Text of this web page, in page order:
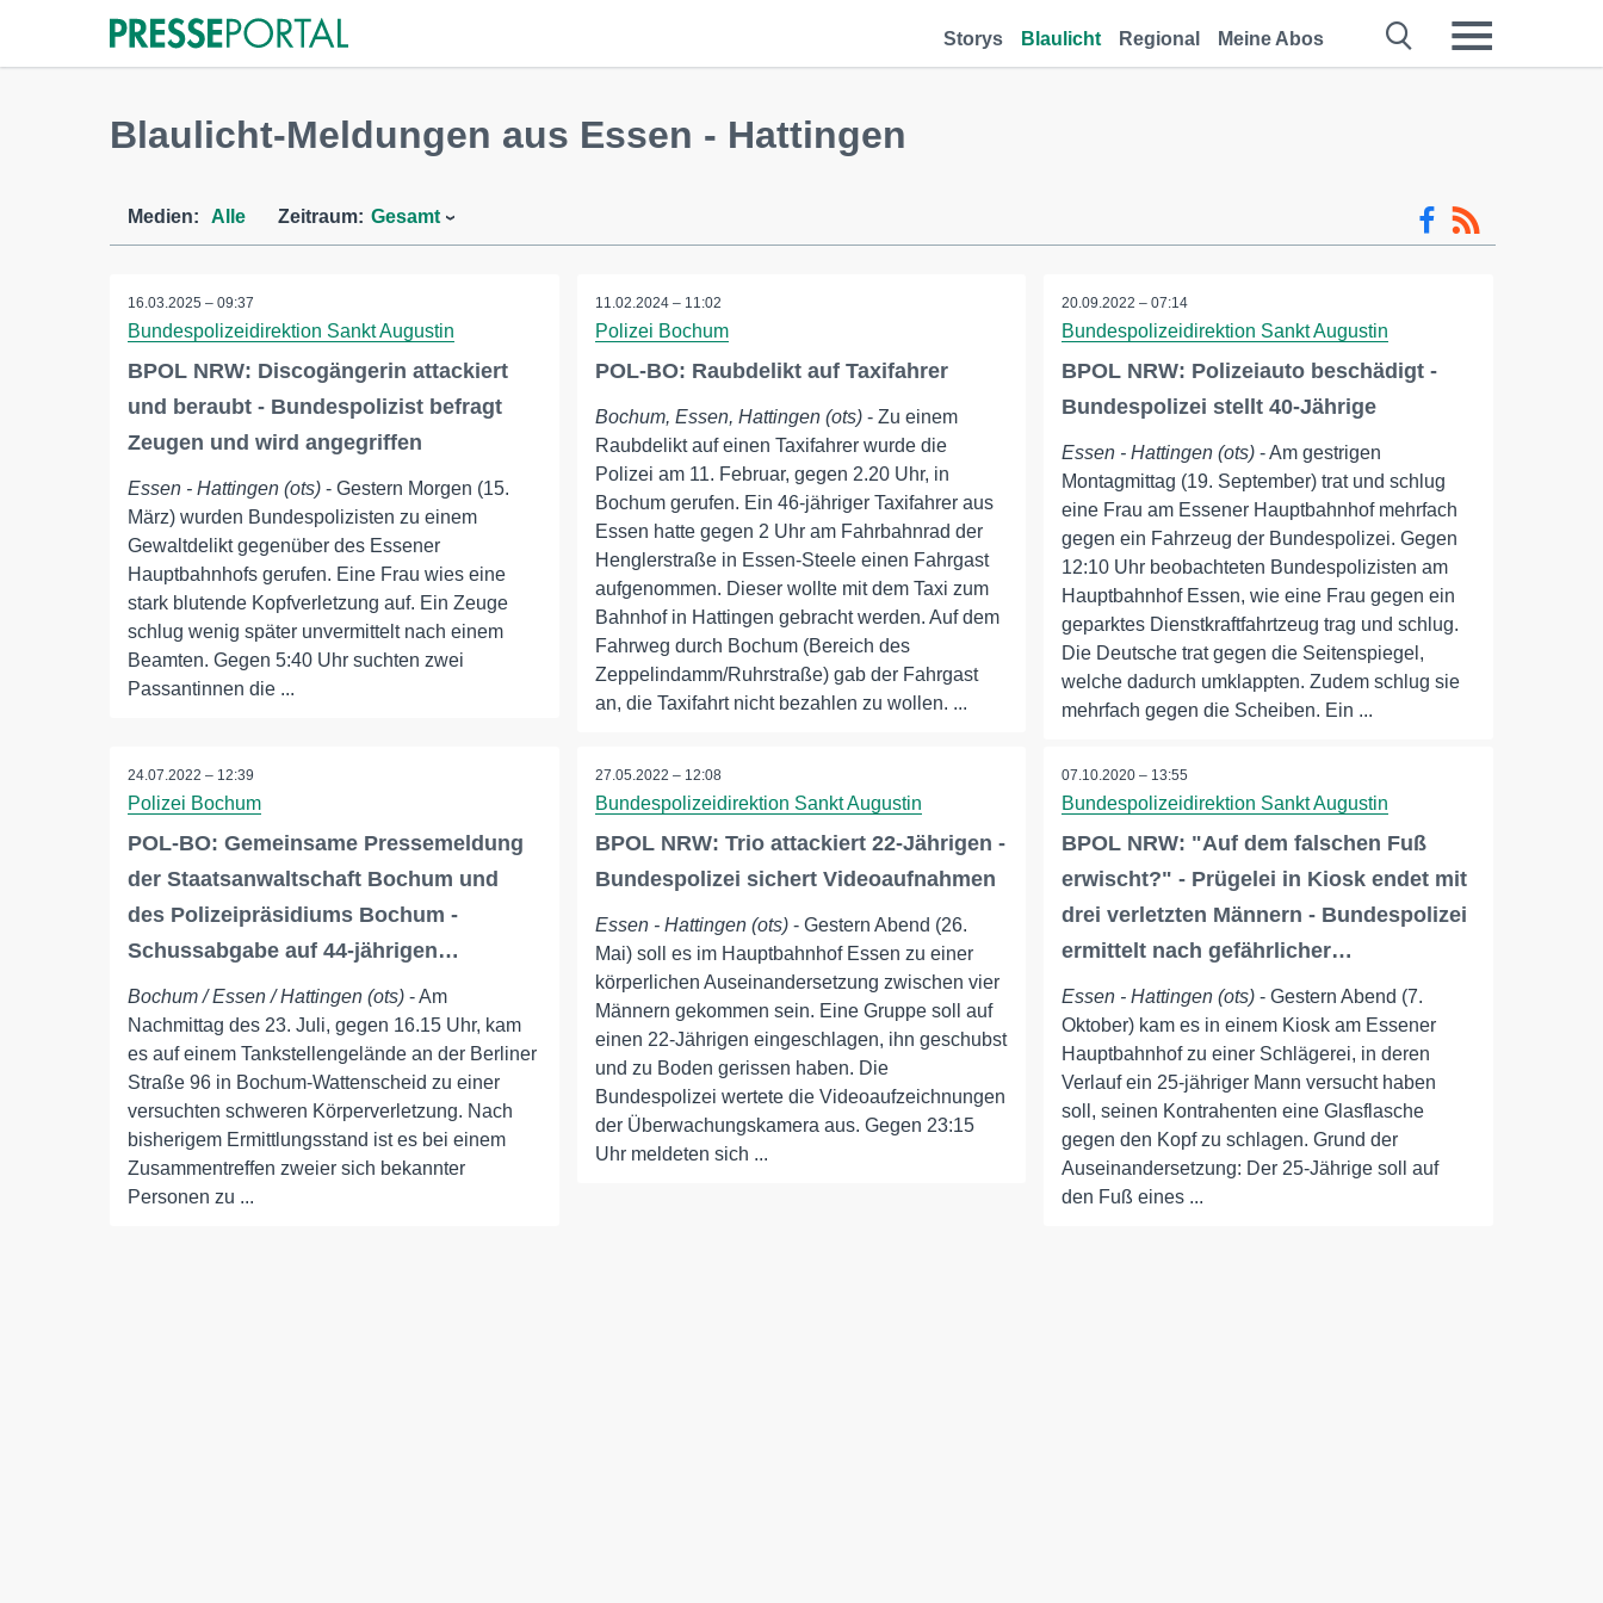
Storys Blaulicht Regional Meine Abos
Blaulicht-Meldungen aus Essen - Hattingen
Medien: Alle Zeitraum: Gesamt
16.03.2025 – 09:37
Bundespolizeidirektion Sankt Augustin
BPOL NRW: Discogängerin attackiert
und beraubt - Bundespolizist befragt
Zeugen und wird angegriffen
Essen - Hattingen (ots) - Gestern Morgen (15.
März) wurden Bundespolizisten zu einem
Gewaltdelikt gegenüber des Essener
Hauptbahnhofs gerufen. Eine Frau wies eine
stark blutende Kopfverletzung auf. Ein Zeuge
schlug wenig später unvermittelt nach einem
Beamten. Gegen 5:40 Uhr suchten zwei
Passantinnen die ...
11.02.2024 – 11:02
Polizei Bochum
POL-BO: Raubdelikt auf Taxifahrer
Bochum, Essen, Hattingen (ots)- Zu einem
Raubdelikt auf einen Taxifahrer wurde die
Polizei am 11. Februar, gegen 2.20 Uhr, in
Bochum gerufen. Ein 46-jähriger Taxifahrer aus
Essen hatte gegen 2 Uhr am Fahrbahnrad der
Henglerstraße in Essen-Steele einen Fahrgast
aufgenommen. Dieser wollte mit dem Taxi zum
Bahnhof in Hattingen gebracht werden. Auf dem
Fahrweg durch Bochum (Bereich des
Zeppelindamm/Ruhrstraße) gab der Fahrgast
an, die Taxifahrt nicht bezahlen zu wollen. ...
20.09.2022 – 07:14
Bundespolizeidirektion Sankt Augustin
BPOL NRW: Polizeiauto beschädigt -
Bundespolizei stellt 40-Jährige
Essen - Hattingen (ots) - Am gestrigen
Montagmittag (19. September) trat und schlug
eine Frau am Essener Hauptbahnhof mehrfach
gegen ein Fahrzeug der Bundespolizei. Gegen
12:10 Uhr beobachteten Bundespolizisten am
Hauptbahnhof Essen, wie eine Frau gegen ein
geparktes Dienstkraftfahrtzeug trag und schlug.
Die Deutsche trat gegen die Seitenspiegel,
welche dadurch umklappten. Zudem schlug sie
mehrfach gegen die Scheiben. Ein ...
24.07.2022 – 12:39
Polizei Bochum
POL-BO: Gemeinsame Pressemeldung
der Staatsanwaltschaft Bochum und
des Polizeipräsidiums Bochum -
Schussabgabe auf 44-jährigen…
Bochum / Essen / Hattingen (ots) - Am
Nachmittag des 23. Juli, gegen 16.15 Uhr, kam
es auf einem Tankstellengelände an der Berliner
Straße 96 in Bochum-Wattenscheid zu einer
versuchten schweren Körperverletzung. Nach
bisherigem Ermittlungsstand ist es bei einem
Zusammentreffen zweier sich bekannter
Personen zu ...
27.05.2022 – 12:08
Bundespolizeidirektion Sankt Augustin
BPOL NRW: Trio attackiert 22-Jährigen -
Bundespolizei sichert Videoaufnahmen
Essen - Hattingen (ots)- Gestern Abend (26.
Mai) soll es im Hauptbahnhof Essen zu einer
körperlichen Auseinandersetzung zwischen vier
Männern gekommen sein. Eine Gruppe soll auf
einen 22-Jährigen eingeschlagen, ihn geschubst
und zu Boden gerissen haben. Die
Bundespolizei wertete die Videoaufzeichnungen
der Überwachungskamera aus. Gegen 23:15
Uhr meldeten sich ...
07.10.2020 – 13:55
Bundespolizeidirektion Sankt Augustin
BPOL NRW: "Auf dem falschen Fuß
erwischt?" - Prügelei in Kiosk endet mit
drei verletzten Männern - Bundespolizei
ermittelt nach gefährlicher…
Essen - Hattingen (ots) - Gestern Abend (7.
Oktober) kam es in einem Kiosk am Essener
Hauptbahnhof zu einer Schlägerei, in deren
Verlauf ein 25-jähriger Mann versucht haben
soll, seinen Kontrahenten eine Glasflasche
gegen den Kopf zu schlagen. Grund der
Auseinandersetzung: Der 25-Jährige soll auf
den Fuß eines ...